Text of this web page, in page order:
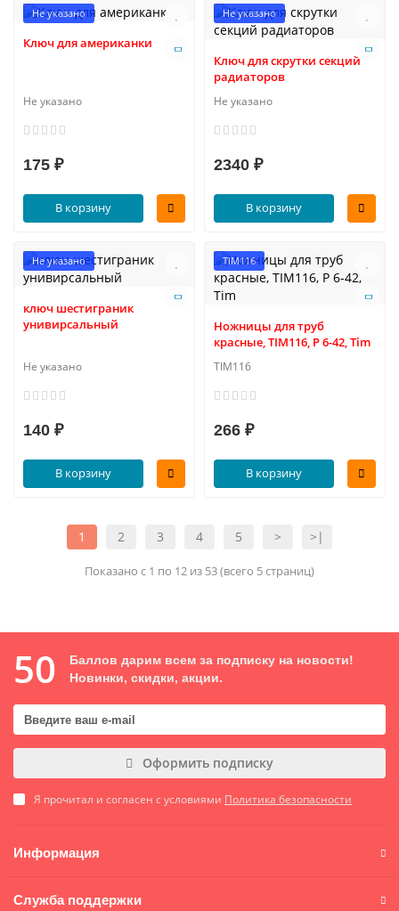
Не указано
Ключ для американки
Не указано
175 ₽
В корзину
Не указано
Ключ для скрутки секций
радиаторов
Не указано
2340 ₽
В корзину
Не указано
ключ шестиграник
унивирсальный
Не указано
140 ₽
В корзину
TIM116
Ножницы для труб
красные, TIM116, Р 6-42, Tim
TIM116
266 ₽
В корзину
1 2 3 4 5 > >|
Показано с 1 по 12 из 53 (всего 5 страниц)
50
Баллов дарим всем за подписку на новости!
Новинки, скидки, акции.
Оформить подписку
Я прочитал и согласен с условиями Политика безопасности
Информация
Служба поддержки